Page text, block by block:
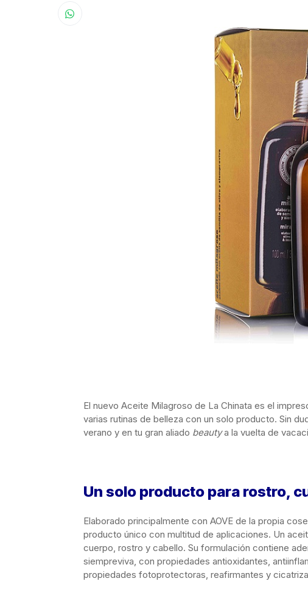
El nuevo Aceite Milagroso de La Chinata es el
varias rutinas de belleza con un solo producto. Sin
verano y en tu gran aliado beautya la vuelta de
Un solo producto para rostro,
Elaborado principalmente con AOVE de la propia
producto único con multitud de aplicaciones. Un
cuerpo, rostro y cabello. Su formulación contiene
siempreviva, con propiedades antioxidantes,
propiedades fotoprotectoras, reafirmantes y